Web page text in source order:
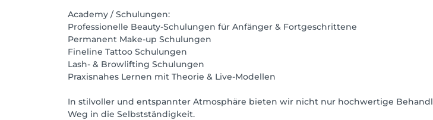
Academy / Schulungen:
Professionelle Beauty-Schulungen für Anfänger & Fortgeschrittene
Permanent Make-up Schulungen
Fineline Tattoo Schulungen
Lash- & Browlifting Schulungen
Praxisnahes Lernen mit Theorie & Live-Modellen
In stilvoller und entspannter Atmosphäre bieten wir nicht nur hochwertige
Weg in die Selbstständigkeit.